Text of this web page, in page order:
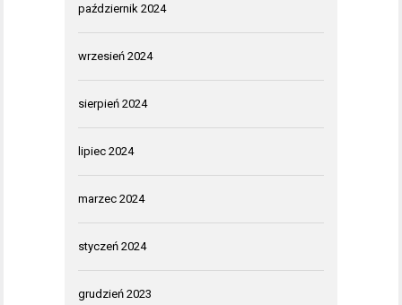
październik 2024
wrzesień 2024
sierpień 2024
lipiec 2024
marzec 2024
styczeń 2024
grudzień 2023